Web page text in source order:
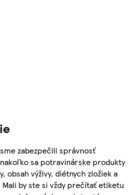
zabezpečili správnosť
sa potravinárske produkty
obsah výživy, diétnych zložiek a
by ste si vždy prečítať etiketu